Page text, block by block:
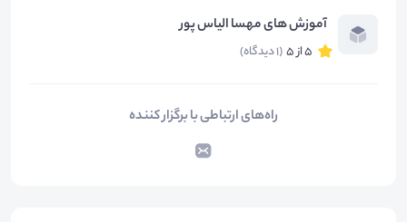
آموزش های مهسا الیاس پور
5 از 5 (1 دیدگاه)
راه‌های ارتباطی با برگزار کننده